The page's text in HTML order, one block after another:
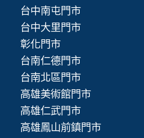
台中南屯門市
台中大里門市
彰化門市
台南仁德門市
台南北區門市
高雄美術館門市
高雄仁武門市
高雄鳳山前鎮門市